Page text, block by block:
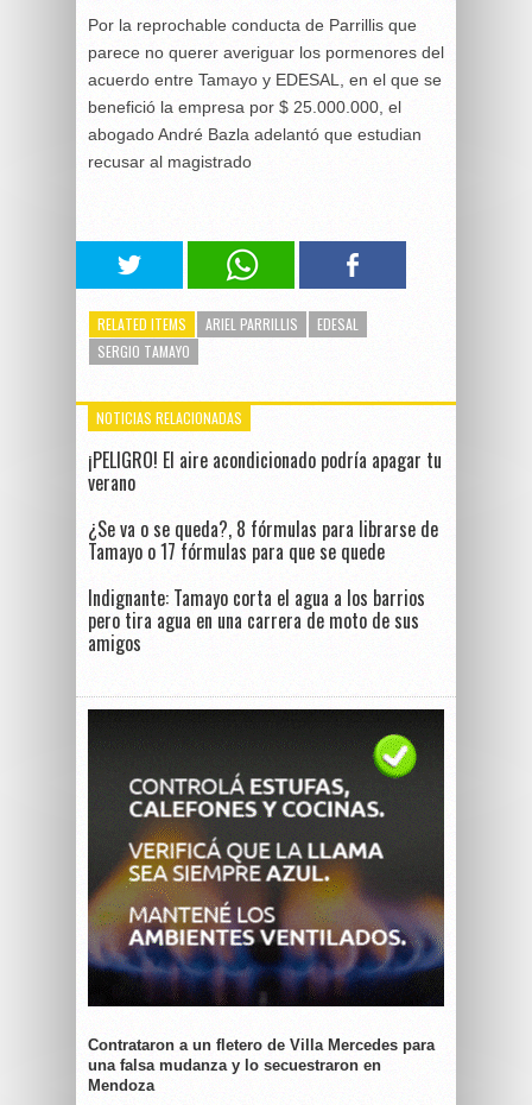
Por la reprochable conducta de Parrillis que
parece no querer averiguar los pormenores del
acuerdo entre Tamayo y EDESAL, en el que se
benefició la empresa por $ 25.000.000, el
abogado André Bazla adelantó que estudian
recusar al magistrado
RELATED ITEMS ARIEL PARRILLIS
EDESAL
SERGIO TAMAYO
NOTICIAS RELACIONADAS
¡PELIGRO! El aire acondicionado podría apagar tu
verano
¿Se va o se queda?, 8 fórmulas para librarse de
Tamayo o 17 fórmulas para que se quede
Indignante: Tamayo corta el agua a los barrios
pero tira agua en una carrera de moto de sus
amigos
Contrataron a un fletero de Villa Mercedes para
una falsa mudanza y lo secuestraron en
Mendoza